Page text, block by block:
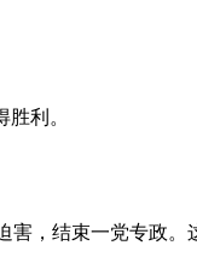
利。
，结束一党专政。